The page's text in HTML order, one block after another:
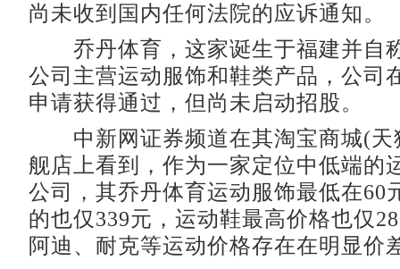
尚未收到国内任何法院的应诉通知。
乔丹体育，这家诞生于福建并自
公司主营运动服饰和鞋类产品，公司
申请获得通过，但尚未启动招股。
中新网证券频道在其淘宝商城(天
舰店上看到，作为一家定位中低端的
公司，其乔丹体育运动服饰最低在60
的也仅339元，运动鞋最高价格也仅
阿迪、耐克等运动价格存在在明显价